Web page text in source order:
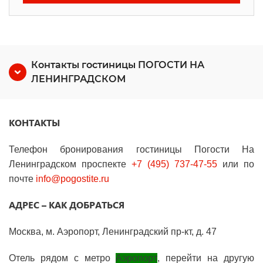
Контакты гостиницы ПОГОСТИ НА
ЛЕНИНГРАДСКОМ
КОНТАКТЫ
Телефон бронирования гостиницы Погости На
Ленинградском проспекте +7 (495) 737-47-55 или по
почте info@pogostite.ru
АДРЕС – КАК ДОБРАТЬСЯ
Москва, м. Аэропорт, Ленинградский пр-кт, д. 47
Отель рядом с метроАэропорт, перейти на другую